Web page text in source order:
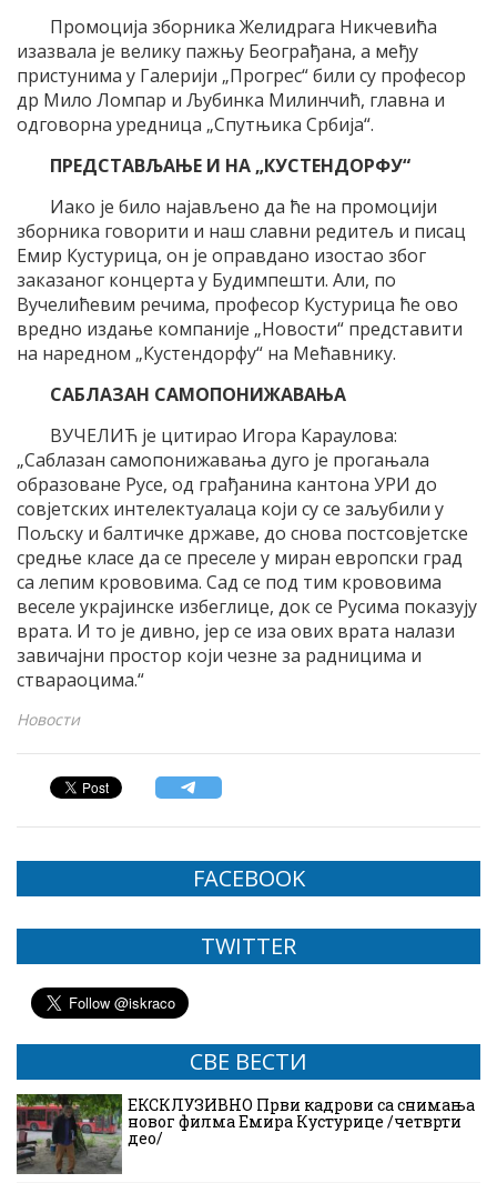
Промоција зборника Желидрага Никчевића
изазвала је велику пажњу Београђана, а међу
пристунима у Галерији „Прогрес“ били су професор
др Мило Ломпар и Љубинка Милинчић, главна и
одговорна уредница „Спутњика Србија“.
ПРЕДСТАВЉАЊЕ И НА „КУСТЕНДОРФУ“
Иако је било најављено да ће на промоцији
зборника говорити и наш славни редитељ и писац
Емир Кустурица, он је оправдано изостао због
заказаног концерта у Будимпешти. Али, по
Вучелићевим речима, професор Кустурица ће ово
вредно издање компаније „Новости“ представити
на наредном „Кустендорфу“ на Мећавнику.
САБЛАЗАН САМОПОНИЖАВАЊА
ВУЧЕЛИЋ је цитирао Игора Караулова:
„Саблазан самопонижавања дуго је прогањала
образоване Русе, од грађанина кантона УРИ до
совјетских интелектуалаца који су се заљубили у
Пољску и балтичке државе, до снова постсовјетске
средње класе да се преселе у миран европски град
са лепим крововима. Сад се под тим крововима
веселе украјинске избеглице, док се Русима показују
врата. И то је дивно, јер се иза ових врата налази
завичајни простор који чезне за радницима и
ствараоцима.“
Новости
FACEBOOK
TWITTER
СВЕ ВЕСТИ
ЕКСКЛУЗИВНО Први кадрови са снимања
новог филма Емира Кустурице /четврти
део/